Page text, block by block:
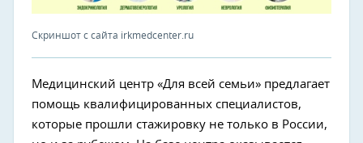
Скриншот с сайта irkmedcenter.ru
Медицинский центр «Для всей семьи» предлагает
помощь квалифицированных специалистов,
которые прошли стажировку не только в России,